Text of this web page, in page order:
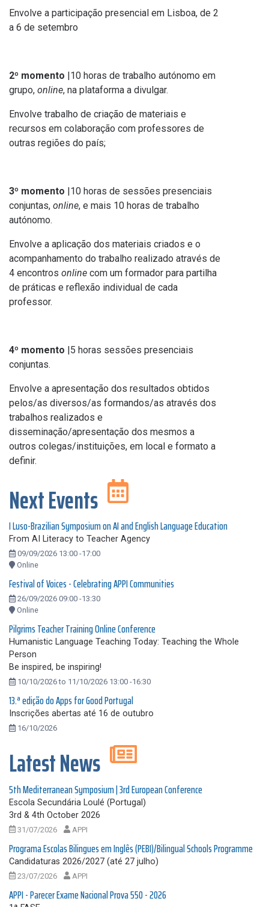
Envolve a participação presencial em Lisboa, de 2
a 6 de setembro
2º momento |10 horas de trabalho autónomo em
grupo, online, na plataforma a divulgar.
Envolve trabalho de criação de materiais e
recursos em colaboração com professores de
outras regiões do país;
3º momento |10 horas de sessões presenciais
conjuntas, online, e mais 10 horas de trabalho
autónomo.
Envolve a aplicação dos materiais criados e o
acompanhamento do trabalho realizado através de
4 encontros online com um formador para partilha
de práticas e reflexão individual de cada
professor.
4º momento |5 horas sessões presenciais
conjuntas.
Envolve a apresentação dos resultados obtidos
pelos/as diversos/as formandos/as através dos
trabalhos realizados e
disseminação/apresentação dos mesmos a
outros colegas/instituições, em local e formato a
definir.
Next Events
I Luso-Brazilian Symposium on AI and English Language Education
From AI Literacy to Teacher Agency
09/09/2026 13:00 -17:00
Online
Festival of Voices - Celebrating APPI Communities
26/09/2026 09:00 -13:30
Online
Pilgrims Teacher Training Online Conference
Humanistic Language Teaching Today: Teaching the Whole
Person
Be inspired, be inspiring!
10/10/2026 to 11/10/2026 13:00 -16:30
13.ª edição do Apps for Good Portugal
Inscrições abertas até 16 de outubro
16/10/2026
Latest News
5th Mediterranean Symposium | 3rd European Conference
Escola Secundária Loulé (Portugal)
3rd & 4th October 2026
31/07/2026 APPI
Programa Escolas Bilingues em Inglês (PEBI)/Bilingual Schools Programme
Candidaturas 2026/2027 (até 27 julho)
23/07/2026 APPI
APPI - Parecer Exame Nacional Prova 550 - 2026